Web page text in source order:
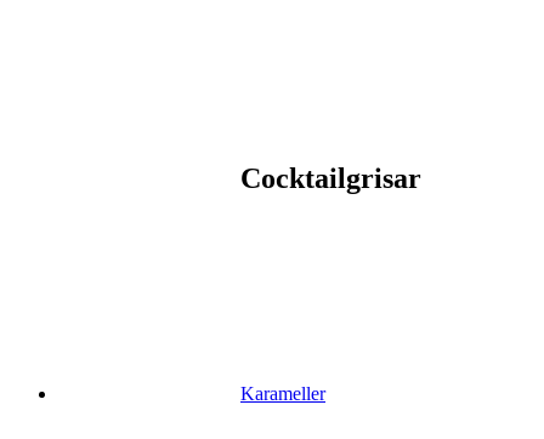
Cocktailgrisar
Karameller